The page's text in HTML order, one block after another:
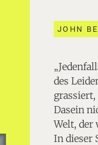
JOHN
des
Dasein
Welt, der
In dieser